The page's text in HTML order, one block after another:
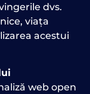
dvs.
viața
acestui
web open